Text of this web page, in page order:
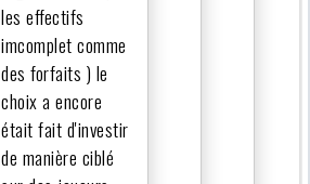
les effectifs
imcomplet comme
des forfaits ) le
choix a encore
était fait d'investir
de manière ciblé